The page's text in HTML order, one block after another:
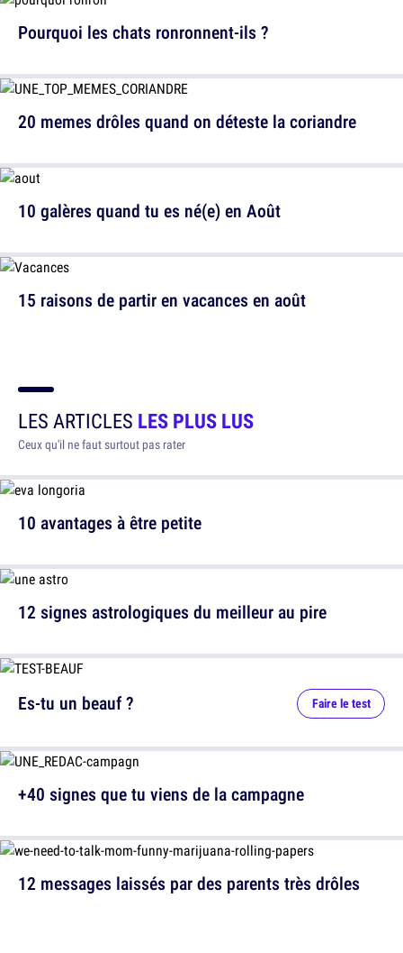
Pourquoi les chats ronronnent-ils ?
10 galères quand tu es né(e) en Août
20 memes drôles quand on déteste la coriandre
15 raisons de partir en vacances en août
LES ARTICLES LES PLUS LUS
Ceux qu'il ne faut surtout pas rater
10 avantages à être petite
12 signes astrologiques du meilleur au pire
12 messages laissés par des parents très drôles
Es-tu un beauf ? Faire le test
+40 signes que tu viens de la campagne